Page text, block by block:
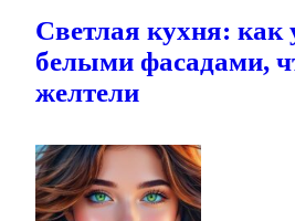
Светлая кухня: как
белыми фасадами,
желтели